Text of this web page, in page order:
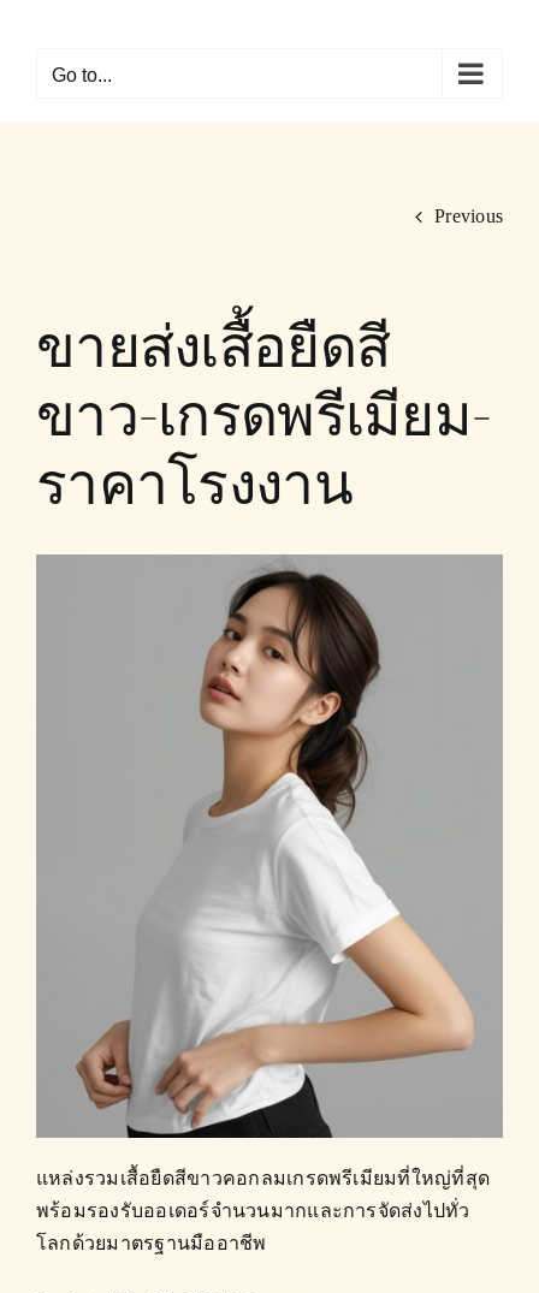
contentGo to...
Previous
ขายส่งเสื้อยืดสี
ขาว-เกรดพรีเมียม-
ราคาโรงงาน
แหล่งรวมเสื้อยืดสีขาวคอกลมเกรดพรีเมียมที่ใหญ่ที่สุด
พร้อมรองรับออเดอร์จำนวนมากและการจัดส่งไปทั่ว
โลกด้วยมาตรฐานมืออาชีพ